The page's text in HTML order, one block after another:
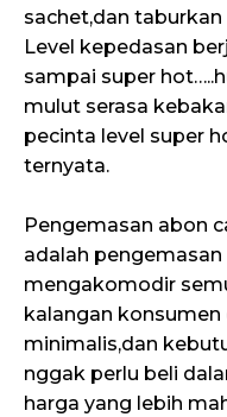
sachet,dan
Level kepedasan
sampai super
mulut serasa
pecinta level super
ternyata.
Pengemasan abon
adalah
mengakomodir
kalangan
minimalis,dan
nggak perlu beli
harga yang lebih